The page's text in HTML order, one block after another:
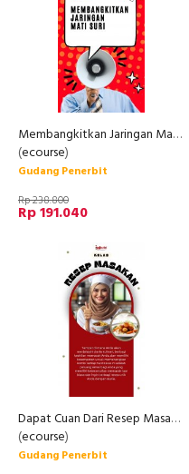
Membangkitkan Jaringan Mati Suri
(ecourse)
Gudang Penerbit
Rp 238.800
Rp 191.040
Dapat Cuan Dari Resep Masakan
(ecourse)
Gudang Penerbit